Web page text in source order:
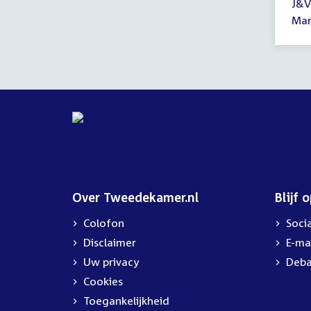
tot
uur
Over Tweedekamer.nl
Colofon
Disclaimer
Uw privacy
Cookies
Toegankelijkheid
Blijf
E-